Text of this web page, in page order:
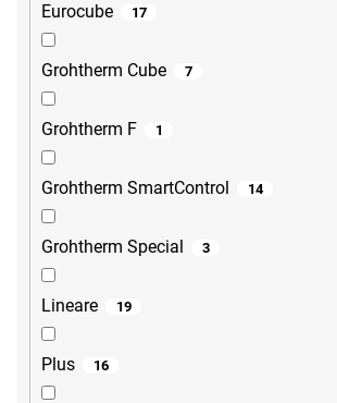
Eurocube 17
Grohtherm Cube 7
Grohtherm F 1
Grohtherm SmartControl 14
Grohtherm Special 3
Lineare 19
Plus 16